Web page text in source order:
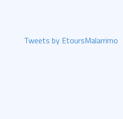
Tweets by EtoursMalarrimo